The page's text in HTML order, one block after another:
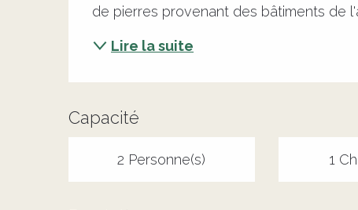
de pierres provenant des bâtiments de
Lire la suite
Capacité
2 Personne(s) 1